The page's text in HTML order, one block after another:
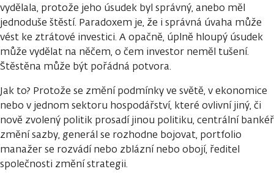
vydělala, protože jeho úsudek byl správný, anebo měl
jednoduše štěstí. Paradoxem je, že i správná úvaha může
vést ke ztrátové investici. A opačně, úplně hloupý úsudek
může vydělat na něčem, o čem investor neměl tušení.
Štěstěna může být pořádná potvora.
Jak to? Protože se změní podmínky ve světě, v ekonomice
nebo v jednom sektoru hospodářství, které ovlivní jiný, či
nově zvolený politik prosadí jinou politiku, centrální bankéř
změní sazby, generál se rozhodne bojovat, portfolio
manažer se rozvádí nebo zblázní nebo obojí, ředitel
společnosti změní strategii.